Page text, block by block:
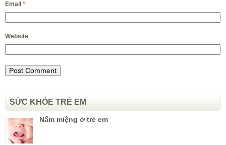
Email *
Website
SỨC KHỎE TRẺ EM
Nấm miệng ở trẻ em